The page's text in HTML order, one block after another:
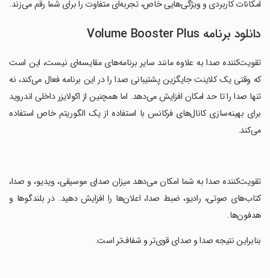
امکانات کاربردی و ویژگی‌هایی خاص، تجربه‌ای متفاوت را برای شما رقم می‌زند.
دانلود برنامه Volume Booster Plus
تقویت‌کننده صدا به علاوه مانند سایر برنامه‌های مقایسه‌ای نیست، این است
که وقتی یک کلاینت جایگزین پشتیبانی صدا را در این برنامه فعال می‌کند، نه
تنها صدا را تا حد امکان افزایش می‌دهد. اما همچنین از اکولایزر داخلی اندروید
برای بهینه‌سازی کانال‌های فرکانس با استفاده از یک الگوریتم خاص استفاده
می‌کند.
‏تقویت‌کننده صدا به شما امکان می‌دهد میزان صدای موسیقی، ویدیو، و صدا،
کتاب‌های صوتی، رادیو، ضبط صدا، اعلان‌ها را افزایش دهید. در بلندگوها و
هدفون‌ها.
‏بنابراین نتیجه صدا و صدای قوی‌تر و شفاف‌تر است.